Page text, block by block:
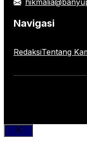
Navigasi
RedaksiTentang
Close